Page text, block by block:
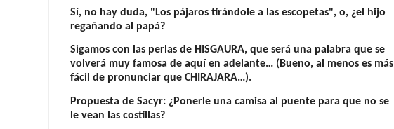
Sí, no hay duda, "Los pájaros tirándole a las escopetas", o, ¿el hijo
regañando al papá?
Sigamos con las perlas de HISGAURA, que será una palabra que se
volverá muy famosa de aquí en adelante… (Bueno, al menos es más
fácil de pronunciar que CHIRAJARA…).
Propuesta de Sacyr: ¿Ponerle una camisa al puente para que no se
le vean las costillas?